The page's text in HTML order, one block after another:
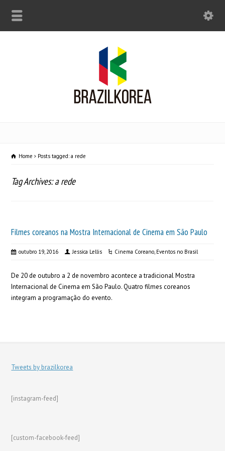
Home Posts tagged: a rede
Tag Archives: a rede
Filmes coreanos na Mostra Internacional de Cinema em São Paulo
outubro 19, 2016 Jessica Lellis Cinema Coreano, Eventos no Brasil
De 20 de outubro a 2 de novembro acontece a tradicional Mostra
Internacional de Cinema em São Paulo. Quatro filmes coreanos
integram a programação do evento.
Tweets by brazilkorea
[instagram-feed]
[custom-facebook-feed]